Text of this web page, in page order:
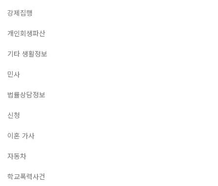
강제집행
개인회생파산
기타 생활정보
민사
법률상담정보
신청
이혼 가사
자동차
학교폭력사건